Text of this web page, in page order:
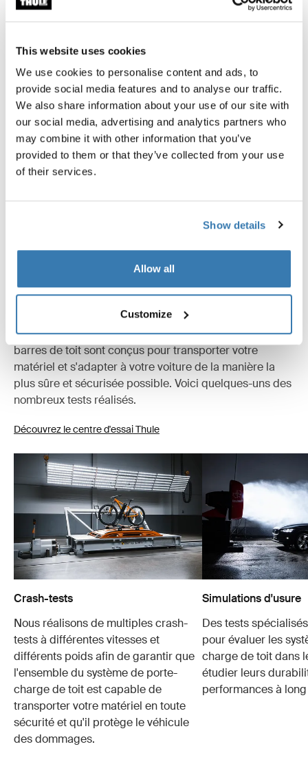
This website uses cookies
We use cookies to personalise content and ads, to
provide social media features and to analyse our traffic.
We also share information about your use of our site with
our social media, advertising and analytics partners who
may combine it with other information that you’ve
provided to them or that they’ve collected from your use
of their services.
Show details
Allow all
Customize
Caractéristiques techniques
Toggle guides and instructions
Instructions
Toggle overview
Commentaires
Testé à l’extrême
Chez Thule Test Center™ à Hillerstorp, en Suède, les
produits sont testés à l'extrême. Nos systèmes de
barres de toit sont conçus pour transporter votre
matériel et s'adapter à votre voiture de la manière la
plus sûre et sécurisée possible. Voici quelques-uns des
nombreux tests réalisés.
Découvrez le centre d'essai Thule
Crash-tests
Nous réalisons de multiples crash-
tests à différentes vitesses et
différents poids afin de garantir que
l'ensemble du système de porte-
charge de toit est capable de
transporter votre matériel en toute
sécurité et qu'il protège le véhicule
des dommages.
Simulations d'usure
Des tests
pour évaluer les
charge de toit dans
étudier leurs
performances à